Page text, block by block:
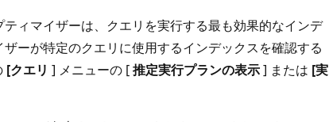
ィマイザーは、クエリを実行する最も効果的なインデ
ーが特定のクエリに使用するインデックスを確認する
[クエリ ] メニューの [推定実行プランの表示] または [実